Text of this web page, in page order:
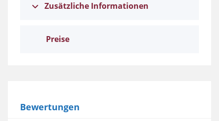
Zusätzliche Informationen
Preise
Bewertungen